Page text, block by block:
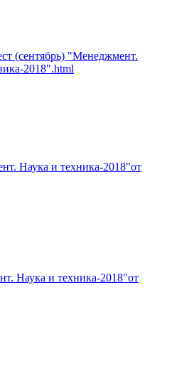
(сентябрь) "Менеджмент.
2018".html
Наука и техника-2018"от
Наука и техника-2018"от